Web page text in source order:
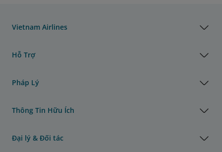
Vietnam Airlines
Hỗ Trợ
Pháp Lý
Thông Tin Hữu Ích
Đại lý & Đối tác